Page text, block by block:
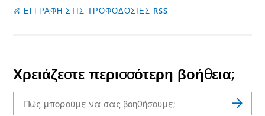
ΕΓΓΡΑΦΗ ΣΤΙΣ ΤΡΟΦΟΔΟΣΙΕΣ RSS
Χρειάζεστε περισσότερη βοήθεια;